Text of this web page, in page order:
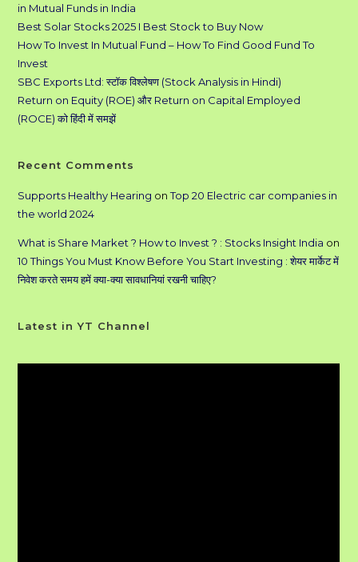
in Mutual Funds in India
Best Solar Stocks 2025 I Best Stock to Buy Now
How To Invest In Mutual Fund – How To Find Good Fund To
Invest
SBC Exports Ltd: स्टॉक विश्लेषण (Stock Analysis in Hindi)
Return on Equity (ROE) और Return on Capital Employed
(ROCE) को हिंदी में समझें
Recent Comments
Supports Healthy Hearing onTop 20 Electric car companies in
the world 2024
What is Share Market ? How to Invest ? : Stocks Insight India on
10 Things You Must Know Before You Start Investing : शेयर मार्केट में
निवेश करते समय हमें क्या-क्या सावधानियां रखनी चाहिए?
Latest in YT Channel